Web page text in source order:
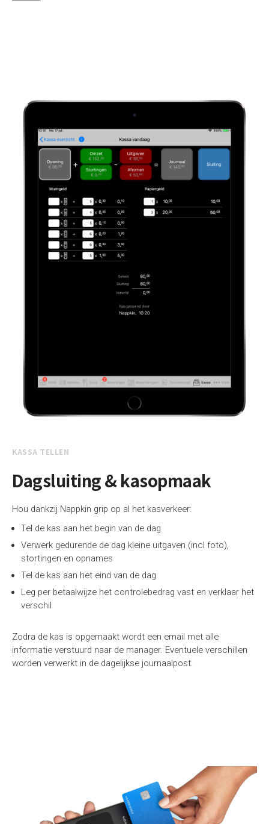
KASSA TELLEN
Dagsluiting & kasopmaak
Hou dankzij Nappkin grip op al het kasverkeer:
Tel de kas aan het begin van de dag
Verwerk gedurende de dag kleine uitgaven (incl foto),
stortingen en opnames
Tel de kas aan het eind van de dag
Leg per betaalwijze het controlebedrag vast en verklaar het
verschil
Zodra de kas is opgemaakt wordt een email met alle
informatie verstuurd naar de manager. Eventuele verschillen
worden verwerkt in de dagelijkse journaalpost.